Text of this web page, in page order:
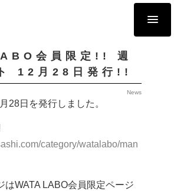
会員限定!! 週
12月28日発行!!
News
28日を発行しました。
category/watalabo/man
WATA LABO会員限定ページ